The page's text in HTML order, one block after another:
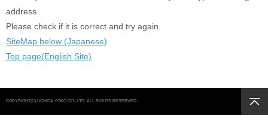
address.
Please check if it is correct and try again.
SiteMap below (Japanese)
Top page(English Site)
COPYRIGHT(C) UCHIDA YOKO CO., LTD. ALL RIGHTS RESERVED.